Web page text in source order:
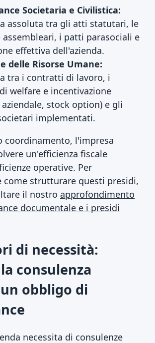
Societaria e Civilistica:
assoluta tra gli atti statutari, le
assembleari, i patti parasociali e
effettiva dell'azienda.
delle Risorse Umane:
tra i contratti di lavoro, i
welfare e incentivazione
stock option) e gli
implementati.
coordinamento, l'impresa
un'efficienza fiscale
operative. Per
come strutturare questi presidi,
il nostro approfondimento
documentale e i presidi
di necessità:
consulenza
obbligo di
necessita di consulenze